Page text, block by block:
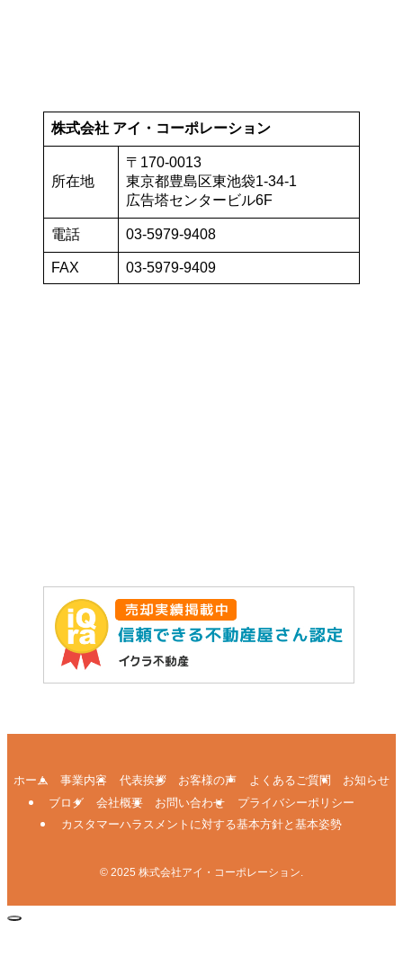
株式会社 アイ・コーポレーション
所在地
〒170-0013
東京都豊島区東池袋1-34-1
広告塔センタービル6F
電話 03-5979-9408
FAX 03-5979-9409
ホーム 事業内容 代表挨拶 お客様の声 よくあるご質問
お知らせ
ブログ
会社概要 お問い合わせ
プライバシーポリシー
カスタマーハラスメントに対する基本方針と基本姿勢
© 2025 株式会社アイ・コーポレーション.